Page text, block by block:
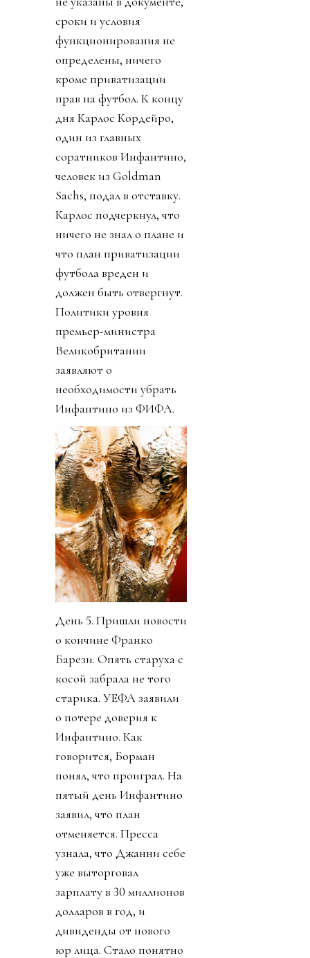
сроки и условия
функционирования не
определены, ничего
кроме приватизации
прав на футбол. К концу
дня Карлос Кордейро,
один из главных
соратников Инфантино,
человек из Goldman
Sachs, подал в отставку.
Карлос подчеркнул, что
ничего не знал о плане и
что план приватизации
футбола вреден и
должен быть отвергнут.
Политики уровня
премьер-министра
Великобритании
заявляют о
необходимости убрать
Инфантино из ФИФА.
День 5. Пришли новости
о кончине Франко
Барези. Опять старуха с
косой забрала не того
старика. УЕФА заявили
о потере доверия к
Инфантино. Как
говорится, Борман
понял, что проиграл. На
пятый день Инфантино
заявил, что план
отменяется. Пресса
узнала, что Джанни себе
уже выторговал
зарплату в 30 миллионов
долларов в год, и
дивиденды от нового
юр лица. Стало понятно